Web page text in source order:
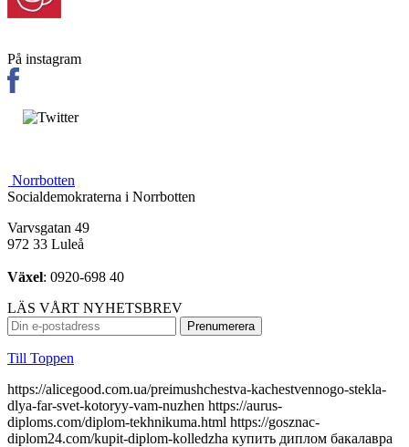
På instagram
Norrbotten
Socialdemokraterna i Norrbotten
Varvsgatan 49
972 33 Luleå
Växel: 0920-698 40
LÄS VÅRT NYHETSBREV
Till Toppen
https://alicegood.com.ua/preimushchestva-kachestvennogo-stekla-dlya-far-svet-kotoryy-vam-nuzhen https://aurus-diploms.com/diplom-tekhnikuma.html https://gosznac-diplom24.com/kupit-diplom-kolledzha купить диплом бакалавра купить диплом охранника https://ru-diplomirovans.com/аттестат-9-классов https://lands-diplomix.com/goroda/orenburg.html купить диплом в ростове-на-дону https://diploman-dok.com/svidetelstvo-o-rozhdenii-sssr1 купить диплом о среднем образовании https://radiplomy.com/kupit-diplom-onlajn https://originality-diplomix.com/маркетолог купить диплом о среднем образовании https://rusd-diploms.com/diplomyi-sssr.html купить диплом в омске https://try-kolduna.com.ua/where-to-buy-bilead-lens.html https://silvestry.com.ua/top-5-powerful-bilead.html http://apartments.dp.ua/optima-bilead-review.html http://companion.com.ua/laser-bilead-future.html http://slovakia.kiev.ua/h7-bilead-lens-guide.html https://join.com.ua/h4-bilead-lens-guide.html https://kfek.org.ua/focus2-bilead-install.html https://lift-load.com.ua/dual-chip-bilead-lens.html http://davinci-design.com.ua/bolt-mount-bilead.html http://funhost.org.ua/bilead-test-drive.html http://comfortdeluxe.com.ua/bilead-selection-criteria.html http://shopsecret.com.ua/bilead-principles.html https://firma.com.ua/bilead-lens-revolution.html http://sun-shop.com.ua/bilead-lens-price-comparison.html https://para-dise.com.ua/bilead-lens-guide.html https://geliosfireworks.com.ua/bilead-installation-guide.html https://tops.net.ua/bilead-buyers-guide.html https://degustator.net.ua/bilead-2024-review.html https://oncology.com.ua/bilead-2022-rating.html https://shop4me.in.ua/bestselling-bilead-2023.html https://crazy-professor.com.ua/aozoom-bilead-review.html http://reklama-sev.com.ua/angel-eyes-bilead.html http://gollos.com.ua/angel-eyes-bilead.html http://jokes.com.ua/ams-bilead-review.html https://greenap.com.ua/adaptive-bilead-future.html http://kvn-tehno.com.ua/3-inch-bilead-market-review.html https://salesup.in.ua/3-inch-bilead-lens-guide.html http://compromat.in.ua/2-5-inch-bilead-lens-guide.html http://vlada.dp.ua/24v-bilead-truck.html https://i-medic.com.ua/steklo-dlya-far-avto-kak-vybrat-kachestvennuyu-zamenu https://renault-club.kiev.ua/zamena-stekla-far-avto-vse-chto-nuzhno-znat https://tehnoprice.in.ua/pochemu-vazhno-kachestvennoe-steklo-dlya-far-avto https://lifeinvest.com.ua/steklo-dlya-far-avto-obzor-populyarnyh-modeley https://warfare.com.ua/zamena-stekla-dlya-far-avto-poshagovaya-instruktsiya https://05161.com.ua/prozrachnost-i-stil-obnovlenie-stekla-far-dlya-avto https://brightwallpapers.com.ua/steklo-dlya-far-avto-kak-vybrat-dolgovechnyj-variant https://3dlevsha.com.ua/top-proizvoditelej-stekla-dlya-far-avto-v-2024-godu https://abank.com.ua/sovety-po-vyboru-stekla-dlya-far-avto-na-chto-obratit-vnimanie https://abshop.com.ua/zamena-stekla-na-farah-avto-kak-uluchshit-vidimost-i-stil https://alicegood.com.ua/preimushchestva-kachestvennogo-stekla-dlya-far-svet-kotoryy-vam-nuzhen https://artflo.com.ua/steklo-dlya-far-avto-obzor-byudzhetnyh-i-premialnyh-variantov https://atlantic-club.com.ua/kak-vybrat-prochnoe-steklo-dlya-far-kotoroe-prosluzhit-dolgo https://atelierdesdelices.com.ua/prozrachnost-i-dolgovechnost-zachem-menyat-steklo-far-avto http://510.com.ua/samostoyatelnaya-zamena-stekla-far-prakticheskie-sovety https://autostill.com.ua/steklo-dlya-far-avto-kak-zamena-uluchshit-osveshchenie-dorogi https://babyphotostar.com.ua/vyibiraem-steklo-dlya-far-rukovodstvo-po-stilyu-i-bezopasnosti https://bagit.com.ua/pochemu-stoit-investirovat-v-kachestvennoe-steklo-dlya https://bagstore.com.ua/problemy-so-steklom-far-kak-ikh-izbezhat-i-kogda-zamenit https://befirst.com.ua/sekrety-ukhoda-za-steklom-far-kak-prodlit-srok-sluzhby https://bike-drive.com.ua/steklo-dlya-far-obzor-novink-i-tendentsiy-2024 https://billiard-classic.com.ua/kakoe-steklo-dlya-far-luchshe-plyusy-i-minusy-razlichnykh-materialov https://ch-z.com.ua/steklo-dlya-far-kak-vybrat-po-tipu-avtomobilya-i-stilyu-vozdizheniya https://bestpeople.com.ua/chem-zamenit-povrezhdennoe-steklo-far-luchshie-alternativy https://daicond.com.ua/steklo-dlya-far-obsuzhdaem-vazhnost-dlya-bezopasnosti-na-doroge https://delavore.com.ua/bi-led-linzy-i-komponenty-provodnik-v-mir-yarkogo-i-chetogo-sveta https://brandwatches.com.ua/kak-bi-led-linzy-uluchshayut-vidimost-i-stil-avtomobilya https://dnmagazine.com.ua/komplekt-bi-led-linz-modernizatsiya-far https://blooms.com.ua/bi-led-linzy-komplektuyushie-vybor https://ameli-studio.com.ua/bi-led-linzy-i-komponenty-maksimum-sveta-pri-minimum-energozatrat https://euro-house.com.ua/kak-bi-led-linzy-vliyayut-na-bezopasnost-i-komfort-vodjeniya https://cpaday.com.ua/innovacii-v-osveshhenii-obzor-luchshih-bi-led-linz-i-komponentov https://cocoshop.com.ua/bi-led-linzy-kak-innovatsionnye-tekhnologii-menyayut-osveshchenie-avto https://cleanshop.com.ua/otkroyte-dlya-sebya-bi-led-linzy-luchshee-osveshchenie-dlya-vashego-avtomobilya https://dragee.com.ua/bi-led-linzy-revolyuciya-v-avtomobilnom-osveshchenii https://eximp.com.ua/komplekt-bi-led-linz-i-komponentov-dlya-idealnyh-far https://e-comex.com.ua/bi-led-linzy-dolgovechnost-i-mosh-sveta-v-komplekte https://elsig-opt.com.ua/budushchee-avtomobilnyh-far-pochemu-bi-led-linzy-novyi-standart https://emaidan.com.ua/bi-led-linzy-luchshiy-svet-dlya-avto https://esco-center.com.ua/stil-i-funkcionalnost-s-bi-led-linzami https://excl.com.ua/bi-led-linzy-svet-i-bezopasnost https://floristua.com.ua/bi-led-linzy-vybor-i-ustanovka https://forthouse.com.ua/umnoye-osveshcheniye-dlya-avto-bi-led-linzy https://footballfans.com.ua/5-prichin-dlya-upgrade-bi-led-linzy https://freeadverts.com.ua/bi-led-linzy-yarkost-i-stil http://istroy.com.ua/nochnye-poezdki-bi-led-linzy-vozmozhnosti https://jesus.com.ua/vsyo-o-bi-led-linzy-dlya-avto https://keslaser.com.ua/bi-led-linzy-dlya-idealnoy-vidimosti https://igrotech.com.ua/instruktsiya-po-vyboru-i-ustanovke-bi-led-linz https://incidents.com.ua/bi-led-linzy-dlya-professionalov-i-novichkov-rekomendatsii-po-ustanovke https://kolesiko.com.ua/linzy-dlya-far-avto-kak-vybrat-idealnye-dlya-vashego-avtomobilya https://infobus.com.ua/kak-linzy-dlya-far-izmenyayut-osveshchennost-i-stil-vashego-avto https://imperialgroup.com.ua/pochemu-stoit-ustanovit-linzy-v-fary-avto-osnovnye-preimushchestva https://leasing.com.ua/linzy-dlya-far-avto-kak-vybrat-luchshie-komponenty-dlya-optimalnogo-sveta https://igruli.com.ua/linzy-dlya-far-avto-chto-vazhno-uchityvat-pri-ustanovke-i-vybore https://mamaorganica.com.ua/linzy-dlya-far-kak-uluchshit-svet-i-stil-avtomobilya https://jiraf.com.ua/moshhnoe-tochnoe-osveshhenie-preimushhestva-linz-dlya-avto-far https://itware.com.ua/chto-dayut-linzy-dlya-far-sekrety-osveshheniya https://jn.com.ua/linzy-dlya-far-sovremennye-resheniya-dlya-vidimosti https://ibnews.com.ua/germetik-dlya-stekla-far-avto https://keepstyle.com.ua/kak-pravilno-ispolzovat-germetik-dlya-far-avto https://menfashion.com.ua/germetik-dlya-stekla-far https://kominmet.com.ua/germetik-dlya-far-avto-vodonepronitsaemost https://mir-akb.com.ua/kak-germetik-dlya-far-vliyaet-na-zashitu-i-vneshniy-vid https://mitsubishi-nikol-motors.com.ua/germetik-dlya-stekla-far-uluchshenie-germetichnosti-i-osveshcheniya https://massovka.com.ua/germetik-dlya-far-zashchita-ot-vlagi-pyli-kondensata https://newstoday.com.ua/kak-vybrat-germetik-dlya-stekla-far https://maximumvisa.com.ua/germetik-dlya-stekla-far-idealnaya-germetizatsiya https://ostercenter.com.ua/luchshie-germetiki-dlya-far-avto https://pnevmo-strelok.com.ua/germetik-dlya-far-zachem-i-kak-ispolzovat https://myelectro.com.ua/kak-germetik-zashchishchaet-fary https://logotypes.com.ua/germetizaciya-stekla-far https://naduvnie-lodki.com.ua/sekret-idealnyh-far-germetik https://nagrevayka.com.ua/top-5-germetikov-dlya-far http://repetitory.com.ua/germetik-dlya-stekla-far-poshagovyj-gid https://optimapharm.com.ua/germetik-dlya-stekla-far https://s-boutique.com.ua/zashchita-far-ot-vlagi-rol-germetika https://rockradio.com.ua/kak-germetik-pomogaet-sokhranit-fary-kak-novye https://pravoslavnews.com.ua/germetik-dlya-far-nadezhnoe-reshenie-dlya-predotvrashcheniya-kondensata https://salonsharm.com.ua/idealnyj-germetik-dlya-stekla-far-kak-vybrat-i-pravilno-nanesti http://salle.com.ua/pochemu-germetik-dlya-far-avto-vazhnee-chem-kazhetsya http://reklamist.com.ua/germetik-dlya-stekla-far-obazatelnyj-element-dlya-remonta http://runflor.com.ua/kak-vosstanovit-germetichnost-far-sovety-po-vyboru-germetika https://side-by-side.com.ua/remont-stekla-far-kak-germetik-pomogaet-sokhranit-svetopropuskaniye https://smartbuildforum.com.ua/germetik-dlya-avtofar-resheniye-dlya-osveshcheniya-i-zashchity https://tastaliski.com.ua/germetik-dlya-stekla-far-zashchita-ot-pogodnyh-usloviy https://sevinfo.com.ua/kak-germetik-prodlevaet-srok-sluzhby-far https://summer-kino.com.ua/germetik-dlya-avtofar-problemy-s-germetizaciej https://startupline.com.ua/vybor-germetika-dlya-far https://unasoft.com.ua/germetik-dlya-stekla-far-vlaga-i-korrozia https://svitozar.com.ua/germetik-dlya-stekla-far-vlaga-i-korrozia https://talktome.com.ua/zhidkost-dlya-polirovki-far-avto https://smotri.com.ua/kak-vybrat-luchshuyu-zhidkost-dlya-polirovki-far https://tyres.com.ua/zhidkost-dlya-polirovki-far-ustranenie-carapin https://tayger.com.ua/nabor-dlya-polirovki-far-vse-chto-nuzhno https://tm-marmelad.com.ua/nabor-dlya-polirovki-far-luchshie-komplekty https://synergize.com.ua/polirovka-far-svoimi-rukami-nabory https://trademart.com.ua/nabor-dlya-polirovki-far-kak-obnovit-fary-avto http://vabank.com.ua/steklo-dlya-far-ka